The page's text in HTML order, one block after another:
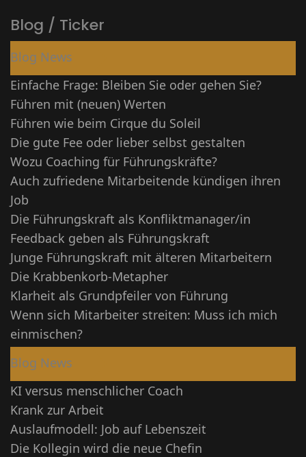
Blog / Ticker
Blog News
Einfache Frage: Bleiben Sie oder gehen Sie?
Führen mit (neuen) Werten
Führen wie beim Cirque du Soleil
Die gute Fee oder lieber selbst gestalten
Wozu Coaching für Führungskräfte?
Auch zufriedene Mitarbeitende kündigen ihren
Job
Die Führungskraft als Konfliktmanager/in
Feedback geben als Führungskraft
Junge Führungskraft mit älteren Mitarbeitern
Die Krabbenkorb-Metapher
Klarheit als Grundpfeiler von Führung
Wenn sich Mitarbeiter streiten: Muss ich mich
einmischen?
Blog News
KI versus menschlicher Coach
Krank zur Arbeit
Auslaufmodell: Job auf Lebenszeit
Die Kollegin wird die neue Chefin